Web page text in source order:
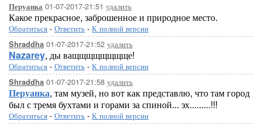
Перуанка 01-07-2017-21:51 удалить
Какое прекрасное, заброшенное и природное место.
Обратиться - Ответить - К полной версии
Shraddha 01-07-2017-21:52 удалить
Nazarey, ды ващщщщщщщще!
Обратиться - Ответить - К полной версии
Shraddha 01-07-2017-21:58 удалить
Перуанка, там музей, но вот как представлю, что там город
был с тремя бухтами и горами за спиной... эх.........!!!
Обратиться - Ответить - К полной версии